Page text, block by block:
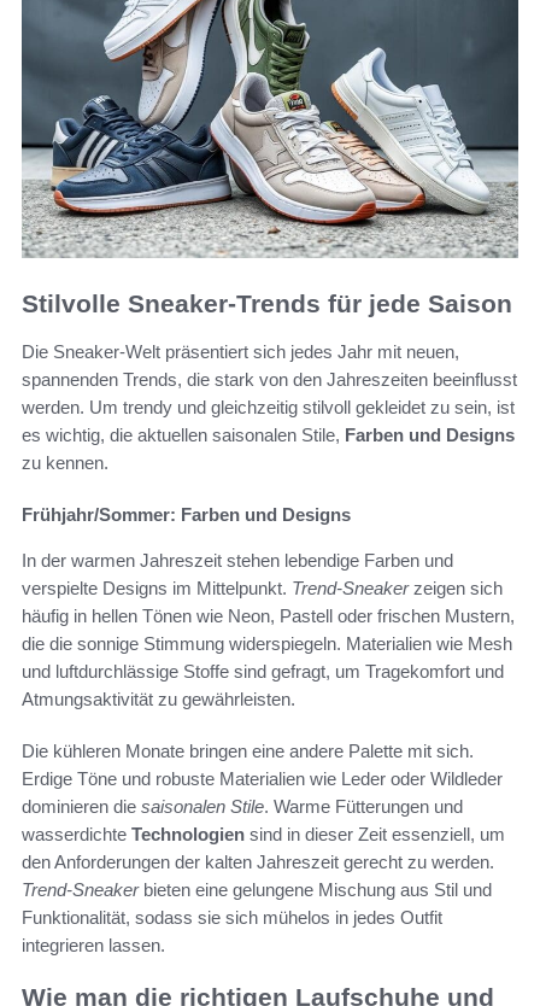
Stilvolle Sneaker-Trends für jede Saison
Die Sneaker-Welt präsentiert sich jedes Jahr mit neuen,
spannenden Trends, die stark von den Jahreszeiten beeinflusst
werden. Um trendy und gleichzeitig stilvoll gekleidet zu sein, ist
es wichtig, die aktuellen saisonalen Stile, Farben und Designs
zu kennen.
Frühjahr/Sommer: Farben und Designs
In der warmen Jahreszeit stehen lebendige Farben und
verspielte Designs im Mittelpunkt. Trend-Sneakerzeigen sich
häufig in hellen Tönen wie Neon, Pastell oder frischen Mustern,
die die sonnige Stimmung widerspiegeln. Materialien wie Mesh
und luftdurchlässige Stoffe sind gefragt, um Tragekomfort und
Atmungsaktivität zu gewährleisten.
Die kühleren Monate bringen eine andere Palette mit sich.
Erdige Töne und robuste Materialien wie Leder oder Wildleder
dominieren die saisonalen Stile. Warme Fütterungen und
wasserdichte Technologien sind in dieser Zeit essenziell, um
den Anforderungen der kalten Jahreszeit gerecht zu werden.
Trend-Sneakerbieten eine gelungene Mischung aus Stil und
Funktionalität, sodass sie sich mühelos in jedes Outfit
integrieren lassen.
Wie man die richtigen Laufschuhe und